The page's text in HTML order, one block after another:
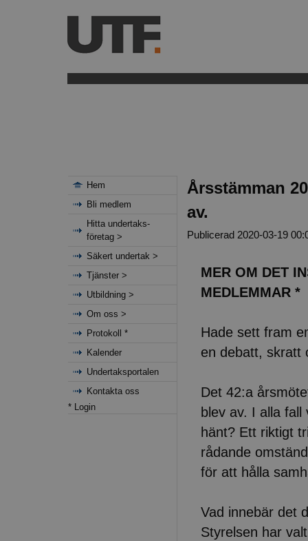
Årsstämman
av.
Publicerad 2020-03-19
MER OM DET
MEDLEMMAR *
Hade sett fram
en debatt, skratt
Det 42:a
blev av. I alla
hänt? Ett riktigt
rådande
för att hålla
Vad innebär det
Styrelsen har
Hem
Bli medlem
Hitta undertaks-
företag >
Säkert undertak >
Tjänster >
Utbildning >
Om oss >
Protokoll *
Kalender
Undertaksportalen
Kontakta oss
* Login